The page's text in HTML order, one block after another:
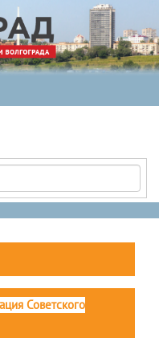
Советского